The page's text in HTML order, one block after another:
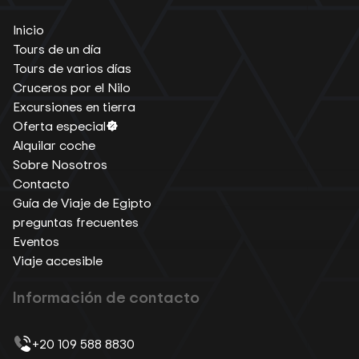
Inicio
Tours de un día
Tours de varios días
Cruceros por el Nilo
Excursiones en tierra
Oferta especial
Alquilar coche
Sobre Nosotros
Contacto
Guía de Viaje de Egipto
preguntas frecuentes
Eventos
Viaje accesible
Información de contacto
+20 109 588 8830